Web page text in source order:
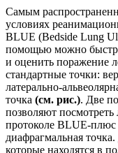
Самым
условиях
BLUE (Bedside Lung
помощью можно
и оценить поражение
стандартные точки:
латерально-
точка (см. рис.). Две
позволяют
протоколе BLUE-плюс
диафрагмальная
которые находятся в